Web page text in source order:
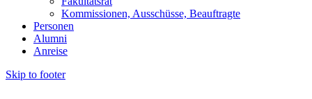
Kommissionen, Ausschüsse, Beauftragte
Personen
Alumni
Anreise
Skip to footer